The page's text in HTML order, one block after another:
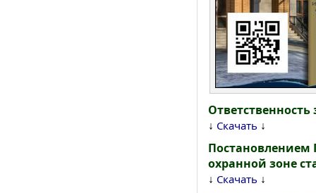
↓ Скачать ↓
Постановлением
охранной зоне
↓ Скачать ↓